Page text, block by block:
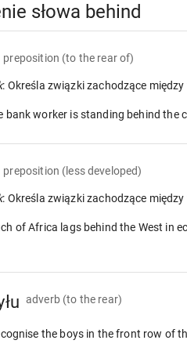
słowa behind
preposition (to the rear of)
: Określa związki zachodzące
bank worker is standing behind the
preposition (less developed)
: Określa związki zachodzące
of Africa lags behind the West in
adverb (to the rear)
the boys in the front row of